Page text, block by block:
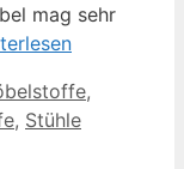
mag sehr
,
, Stühle